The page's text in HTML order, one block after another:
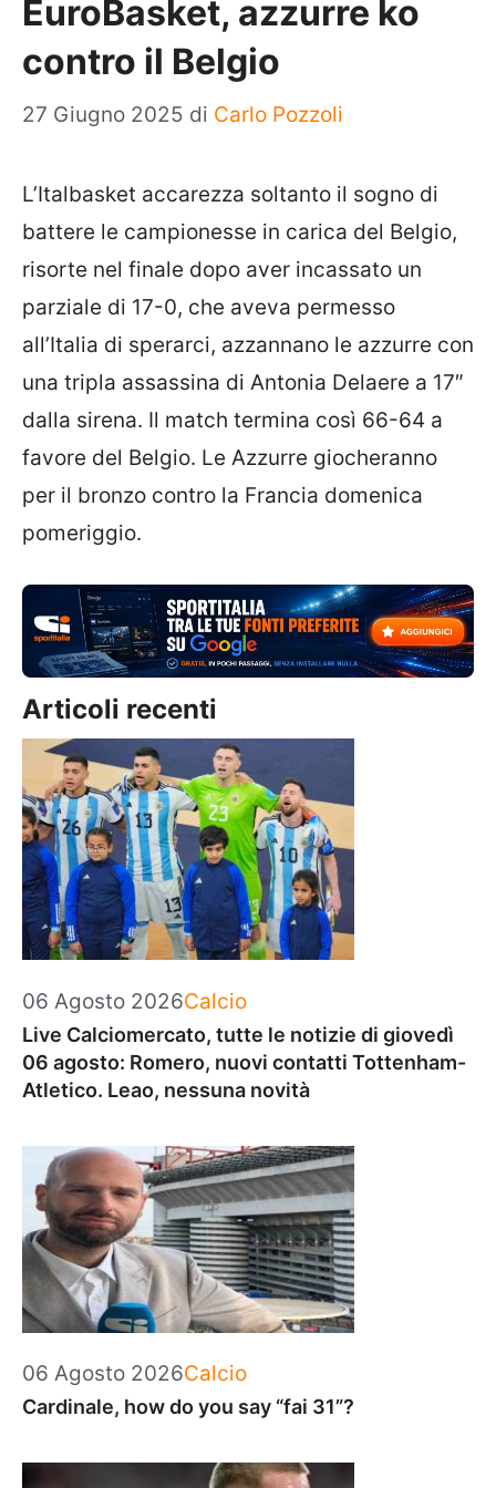
EuroBasket, azzurre ko
contro il Belgio
27 Giugno 2025 di Carlo Pozzoli
L’Italbasket accarezza soltanto il sogno di
battere le campionesse in carica del Belgio,
risorte nel finale dopo aver incassato un
parziale di 17-0, che aveva permesso
all’Italia di sperarci, azzannano le azzurre con
una tripla assassina di Antonia Delaere a 17″
dalla sirena. Il match termina così 66-64 a
favore del Belgio. Le Azzurre giocheranno
per il bronzo contro la Francia domenica
pomeriggio.
Articoli recenti
06 Agosto 2026Categorie
Calcio
Live Calciomercato, tutte le notizie di giovedì
06 agosto: Romero, nuovi contatti Tottenham-
Atletico. Leao, nessuna novità
06 Agosto 2026Categorie
Calcio
Cardinale, how do you say “fai 31”?